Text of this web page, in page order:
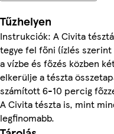
Tűzhelyen
Instrukciók: A Civita
tegye fel főni (ízlés
a vízbe és főzés közben
elkerülje a tészta
számított 6-10 percig
A Civita tészta is, mint
legfinomabb.